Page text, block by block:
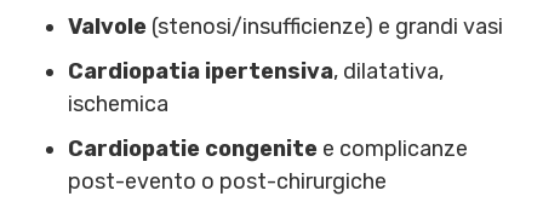
Valvole (stenosi/insufficienze) e grandi vasi
Cardiopatia ipertensiva, dilatativa,
ischemica
Cardiopatie congenite e complicanze
post-evento o post-chirurgiche